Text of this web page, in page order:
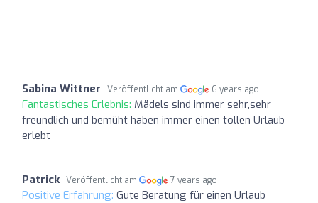
Sabina Wittner Veröffentlicht am 6 years ago
Fantastisches Erlebnis: Mädels sind immer sehr,sehr
freundlich und bemüht haben immer einen tollen Urlaub
erlebt
Patrick Veröffentlicht am 7 years ago
Positive Erfahrung: Gute Beratung für einen Urlaub